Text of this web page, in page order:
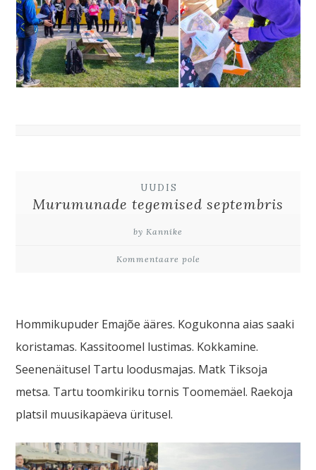
UUDIS
Murumunade tegemised septembris
by Kannike
Kommentaare pole
Hommikupuder Emajõe ääres. Kogukonna aias saaki
koristamas. Kassitoomel lustimas. Kokkamine.
Seenenäitusel Tartu loodusmajas. Matk Tiksoja
metsa. Tartu toomkiriku tornis Toomemäel. Raekoja
platsil muusikapäeva üritusel.